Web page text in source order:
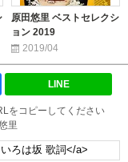
原田悠里 ベストセレクシ
ョン 2019
2019/04
LINE
をコピーしてください
里